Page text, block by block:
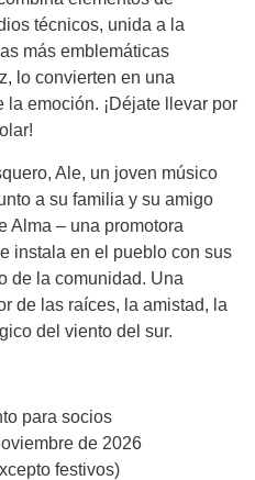
técnicos, unida a la
más emblemáticas
lo convierten en una
emoción. ¡Déjate llevar por
Ale, un joven músico
a su familia y su amigo
Alma – una promotora
instala en el pueblo con sus
de la comunidad. Una
de las raíces, la amistad, la
del viento del sur.
para socios
de 2026
festivos)